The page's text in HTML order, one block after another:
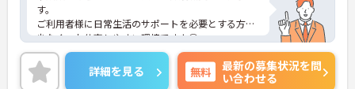
す。
ご利用者様に日常生活のサポートを必要とする方が
少なく、お仕事しやすい環境ですよ◎
ご興味ある方には、面接対策ポイントなど、さらに
詳細をお話しいたしますのでお気軽にご相談くださ
い。
詳細を見る 無料
最新の募集状況を問
い合わせる